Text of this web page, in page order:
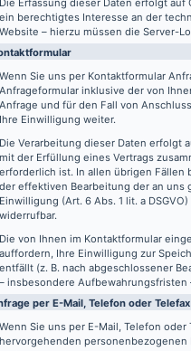
ein berechtigtes Interesse an der
Website – hierzu müssen die Server-
Wenn Sie uns per Kontaktformular
Anfrageformular inklusive der von
Anfrage und für den Fall von
Ihre Einwilligung weiter.
Die Verarbeitung dieser Daten erfolgt
mit der Erfüllung eines Vertrags
erforderlich ist. In allen übrigen Fällen
der effektiven Bearbeitung der an uns
Einwilligung (Art. 6 Abs. 1 lit. a
widerrufbar.
Die von Ihnen im Kontaktformular
auffordern, Ihre Einwilligung zur
entfällt (z. B. nach abgeschlossener
– insbesondere
per E-Mail, Telefon oder Telefax
Wenn Sie uns per E-Mail, Telefon
hervorgehenden personenbezogenen